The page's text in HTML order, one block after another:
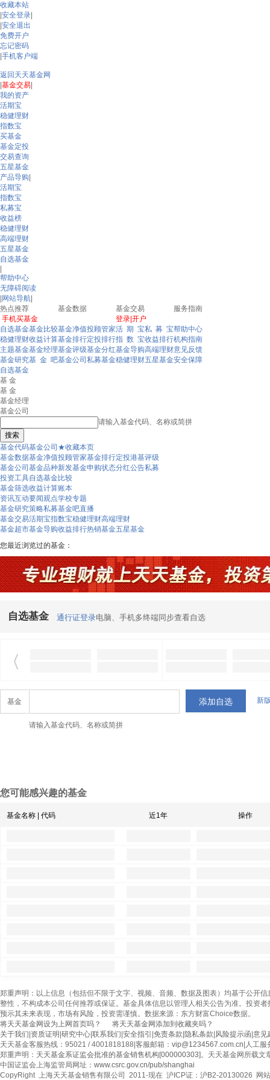
收藏本站
安全登录
安全退出
免费开户
忘记密码
手机客户端
返回天天基金网
基金交易
我的资产
活期宝
稳健理财
指数宝
买基金
基金定投
交易查询
五星基金
产品导购
活期宝
指数宝
私募宝
收益榜
稳健理财
高端理财
五星基金
自选基金
帮助中心
无障碍阅读
网站导航
热点推荐
手机买基金
基金数据
基金交易
登录 开户
服务指南
自选基金基金比较
稳健理财收益计算
主题基金基金经理
基金研究基 金 吧
基金净值投顾管家
基金排行定投排行
基金评级基金分红
基金公司 私募基金
活 期 宝私 募 宝
指 数 宝收益排行
基金导购高端理财
稳健理财五星基金
帮助中心
机构指南
意见反馈
安全保障
自选基金
基 金
基 金
基金经理
基金公司
请输入基金代码、名称或简拼
搜索
基金代码基金公司 ★收藏本页
基金数据基金净值投顾管家基金排行定投港基评级
基金公司 基金品种新发基金申购状态分红公告私募
投资工具自选基金比较
基金筛选收益计算账本
资讯互动要闻观点学校专题
基金研究策略私募基金吧直播
基金交易活期宝指数宝稳健理财高端理财
基金超市基金导购收益排行热销基金五星基金
您最近浏览过的基金：
自选基金 通行证登录电脑、手机多终端同步查看自选
基金
请输入基金代码、名称或简拼
新
您可能感兴趣的基金
基金名称 | 代码 近1年 操作
郑重声明：以上信息（包括但不限于文字、视频、音频、数据及图表）均基于公开
整性，不构成本公司任何推荐或保证。基金具体信息以管理人相关公告为准。投资
预示其未来表现，市场有风险，投资需谨慎。数据来源：东方财富Choice数据。
将天天基金网设为上网首页吗？
将天天基金网添加到收藏夹吗？
关于我们 资质证明 研究中心 联系我们 安全指引 免责条款 隐私条款 风险提示函 意见
天天基金客服热线：95021 / 4001818188 客服邮箱： vip@1234567.com.cn 人工服
郑重声明： 天天基金系证监会批准的基金销售机构[000000303]。天天基金网所载文
中国证监会上海监管局网址： www.csrc.gov.cn/pub/shanghai
CopyRight 上海天天基金销售有限公司 2011-现在 沪ICP证：沪B2-20130026 网